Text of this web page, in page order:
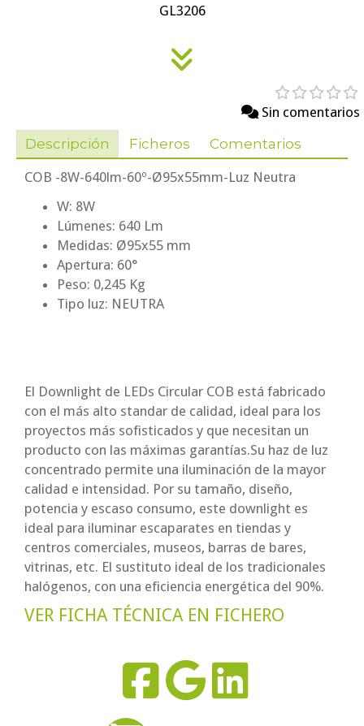
GL3206
Sin comentarios
Descripción
Ficheros Comentarios
COB -8W-640lm-60º-Ø95x55mm-Luz Neutra
W: 8W
Lúmenes: 640 Lm
Medidas: Ø95x55 mm
Apertura: 60°
Peso: 0,245 Kg
Tipo luz: NEUTRA
El Downlight de LEDs Circular COB está fabricado
con el más alto standar de calidad, ideal para los
proyectos más sofisticados y que necesitan un
producto con las máximas garantías.Su haz de luz
concentrado permite una iluminación de la mayor
calidad e intensidad. Por su tamaño, diseño,
potencia y escaso consumo, este downlight es
ideal para iluminar escaparates en tiendas y
centros comerciales, museos, barras de bares,
vitrinas, etc. El sustituto ideal de los tradicionales
halógenos, con una eficiencia energética del 90%.
VER FICHA TÉCNICA EN FICHERO